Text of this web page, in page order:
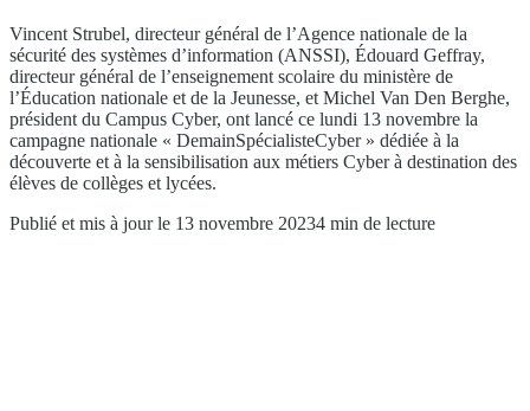
Vincent Strubel, directeur général de l’Agence nationale de la
sécurité des systèmes d’information (ANSSI), Édouard Geffray,
directeur général de l’enseignement scolaire du ministère de
l’Éducation nationale et de la Jeunesse, et Michel Van Den Berghe,
président du Campus Cyber, ont lancé ce lundi 13 novembre la
campagne nationale « DemainSpécialisteCyber » dédiée à la
découverte et à la sensibilisation aux métiers Cyber à destination des
élèves de collèges et lycées.
Publié et mis à jour le 13 novembre 20234 min de lecture